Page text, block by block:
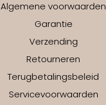
Algemene voorwaarden
Garantie
Verzending
Retourneren
Terugbetalingsbeleid
Servicevoorwaarden